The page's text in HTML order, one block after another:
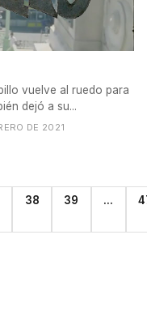
vuelve al ruedo para
dejó a su...
DE 2021
38 39 ...